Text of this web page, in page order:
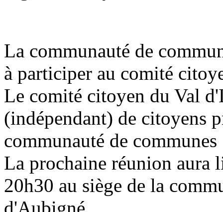
La communauté de
à participer au comité
Le comité citoyen du Val
(indépendant) de citoyens
communauté de communes
La prochaine réunion aura
20h30 au siège de la